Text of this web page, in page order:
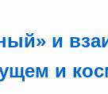
и
и